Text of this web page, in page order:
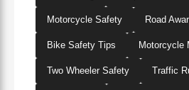
Motorcycle Safety Road
Bike Safety Tips Motorcycle
Two Wheeler Safety Traffic